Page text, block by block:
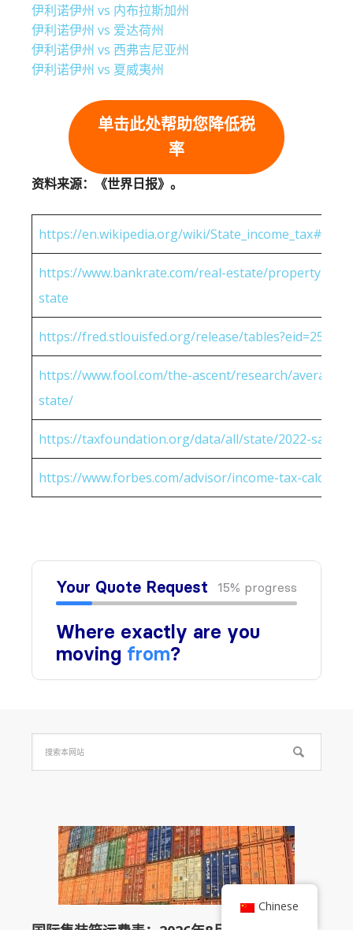
伊利诺伊州 vs 内布拉斯加州
伊利诺伊州 vs 爱达荷州
伊利诺伊州 vs 西弗吉尼亚州
伊利诺伊州 vs 夏威夷州
单击此处帮助您降低税
率
资料来源：《世界日报》。
https://en.wikipedia.org/wiki/
https://www.bankrate.com/real-estate/property-
state
https://fred.stlouisfed.org/release/
https://www.fool.com/the-ascent/research/average-
state/
https://taxfoundation.org/data/all/state/2022-sales-
https://www.forbes.com/advisor/income-tax-
Chinese